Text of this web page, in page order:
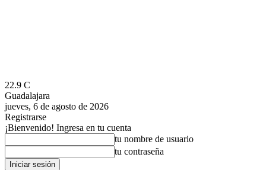
22.9 C
Guadalajara
jueves, 6 de agosto de 2026
Registrarse
¡Bienvenido! Ingresa en tu cuenta
tu nombre de usuario
tu contraseña